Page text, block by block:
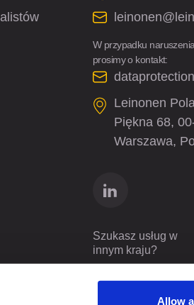
Allow
W przypadku
prosimy o kontakt:
Leinonen
Piękna 68,
Warszawa,
Szukasz usług w
innym kraju?
Poland